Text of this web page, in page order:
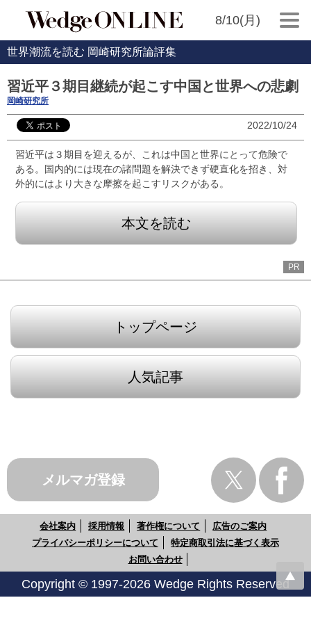
8/10(月)
世界潮流を読む 岡崎研究所論評集
習近平３期目継続が起こす中国と世界への悲劇
岡崎研究所
2022/10/24
習近平は３期目を迎えるが、これは中国と世界にとって危険で
ある。国内的には現在の諸問題を解決できず硬直化を招き、対
外的にはより大きな摩擦を起こすリスクがある。
本文を読む
PR
トップページ
人気記事
メルマガ登録
会社案内 採用情報 著作権について
広告のご案内
プライバシーポリシーについて
特定商取引法に基づく表示
お問い合わせ
Copyright © 1997-2026 Wedge Rights Reserved